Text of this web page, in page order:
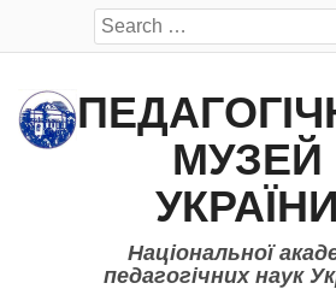
Search
for:
МУЗЕЙ
УКРАЇНИ
Національної
педагогічних наук